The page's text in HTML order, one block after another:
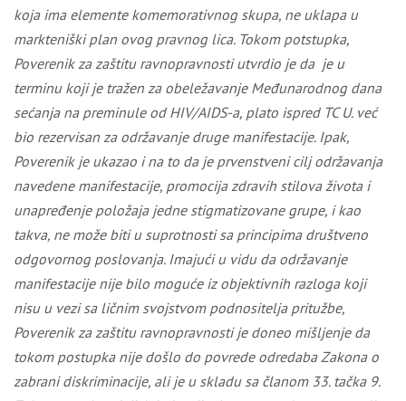
koja ima elemente komemorativnog skupa, ne uklapa u
markteniški plan ovog pravnog lica. Tokom potstupka,
Poverenik za zaštitu ravnopravnosti utvrdio je da je u
terminu koji je tražen za obeležavanje Međunarodnog dana
sećanja na preminule od HIV/AIDS-a, plato ispred TC U. već
bio rezervisan za održavanje druge manifestacije. Ipak,
Poverenik je ukazao i na to da je prvenstveni cilј održavanja
navedene manifestacije, promocija zdravih stilova života i
unapređenje položaja jedne stigmatizovane grupe, i kao
takva, ne može biti u suprotnosti sa principima društveno
odgovornog poslovanja. Imajući u vidu da održavanje
manifestacije nije bilo moguće iz objektivnih razloga koji
nisu u vezi sa ličnim svojstvom podnositelјa pritužbe,
Poverenik za zaštitu ravnopravnosti je doneo mišlјenje da
tokom postupka nije došlo do povrede odredaba Zakona o
zabrani diskriminacije, ali je u skladu sa članom 33. tačka 9.